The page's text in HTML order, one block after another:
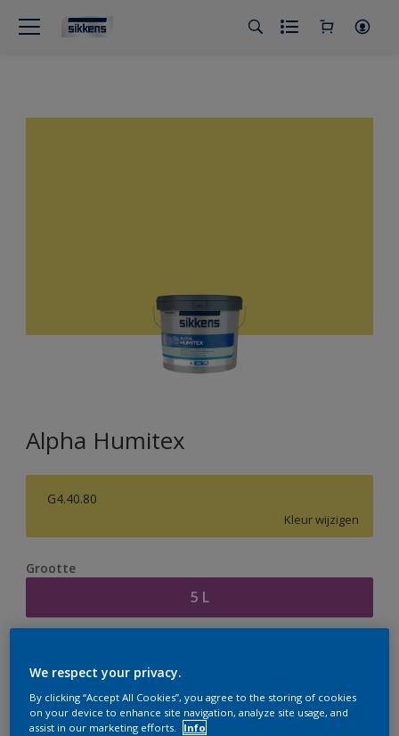
Alpha Humitex
G4.40.80
Kleur wijzigen
Grootte
5 L
We respect your privacy.
By clicking “Accept All Cookies”, you agree to the storing of cookies
on your device to enhance site navigation, analyze site usage, and
assist in our marketing efforts.
Info